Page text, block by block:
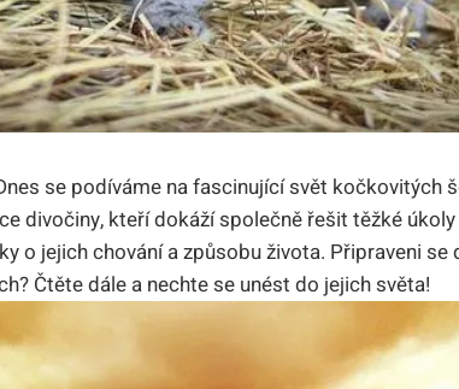
se podíváme na fascinující svět kočkovitých
divočiny, kteří dokáží společně řešit těžké
o jejich chování a způsobu života. Připraveni se
Čtěte dále a nechte se unést do jejich světa!